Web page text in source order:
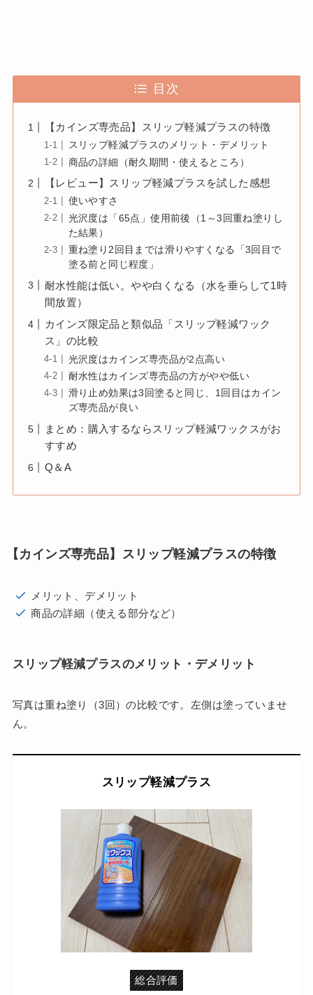
目次
【カインズ専売品】スリップ軽減プラスの特徴
スリップ軽減プラスのメリット・デメリット
商品の詳細（耐久期間・使えるところ）
【レビュー】スリップ軽減プラスを試した感想
使いやすさ
光沢度は「65点」使用前後（1～3回重ね塗りし
た結果）
重ね塗り2回目までは滑りやすくなる「3回目で
塗る前と同じ程度」
耐水性能は低い。やや白くなる（水を垂らして1時
間放置）
カインズ限定品と類似品「スリップ軽減ワック
ス」の比較
光沢度はカインズ専売品が2点高い
耐水性はカインズ専売品の方がやや低い
滑り止め効果は3回塗ると同じ、1回目はカイン
ズ専売品が良い
まとめ：購入するならスリップ軽減ワックスがお
すすめ
Q＆A
【カインズ専売品】スリップ軽減プラスの特徴
メリット、デメリット
商品の詳細（使える部分など）
スリップ軽減プラスのメリット・デメリット
写真は重ね塗り（3回）の比較です。左側は塗っていませ
ん。
スリップ軽減プラス
総合評価